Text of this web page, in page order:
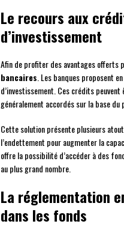
Le recours aux
d’investissement
Afin de profiter des avantages offerts
bancaires . Les banques proposent
d’investissement. Ces crédits
généralement accordés sur la base
Cette solution présente plusieurs
l’endettement pour augmenter la
offre la possibilité d’accéder à des
au plus grand nombre.
La réglementation
dans les fonds